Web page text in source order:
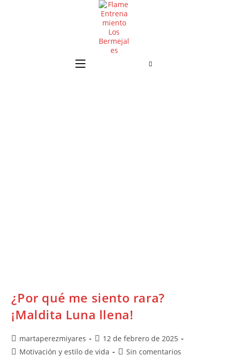
¿Por qué me siento rara?
¡Maldita Luna llena!
martaperezmiyares
12 de febrero de 2025
Motivación y estilo de vida
Sin comentarios